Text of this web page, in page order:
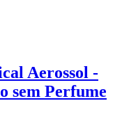
Aerossol -
sem Perfume